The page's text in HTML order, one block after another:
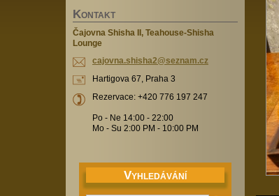
KONTAKT
Čajovna Shisha II, Teahouse-Shisha
Lounge
cajovna.shisha2@seznam.cz
Hartigova 67, Praha 3
Rezervace: +420 776 197 247
Po - Ne 14:00 - 22:00
Mo - Su 2:00 PM - 10:00 PM
VYHLEDÁVÁNÍ